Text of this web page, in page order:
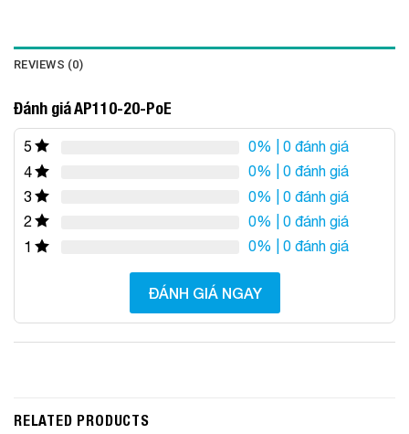
REVIEWS (0)
Đánh giá AP110-20-PoE
5 0% | 0 đánh giá
4
0% | 0 đánh giá
3
0% | 0 đánh giá
2
0% | 0 đánh giá
1
0% | 0 đánh giá
ĐÁNH GIÁ NGAY
RELATED PRODUCTS